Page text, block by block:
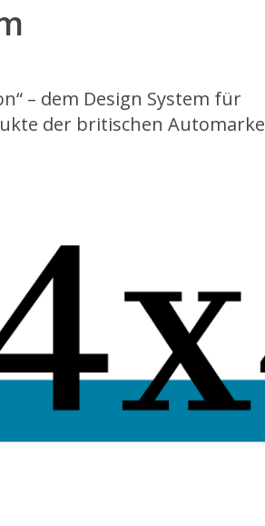
– dem Design System für
der britischen Automarke